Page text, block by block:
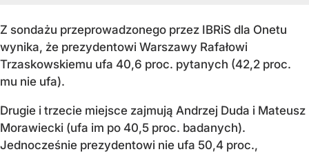
Z sondażu przeprowadzonego przez IBRiS dla Onetu
wynika, że prezydentowi Warszawy Rafałowi
Trzaskowskiemu ufa 40,6 proc. pytanych (42,2 proc.
mu nie ufa).
Drugie i trzecie miejsce zajmują Andrzej Duda i Mateusz
Morawiecki (ufa im po 40,5 proc. badanych).
Jednocześnie prezydentowi nie ufa 50,4 proc.,